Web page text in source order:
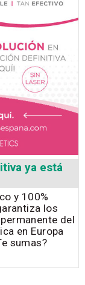
ya está
y 100%
los
del
en Europa
sumas?